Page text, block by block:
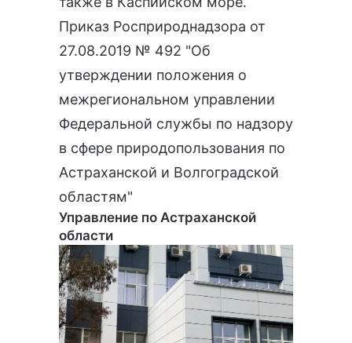
Приказ Росприроднадзора от
27.08.2019 № 492 "Об
утверждении положения о
межрегиональном управлении
Федеральной службы по надзору
в сфере природопользования по
Астраханской и Волгоградской
областям"
Управление по Астраханской
области